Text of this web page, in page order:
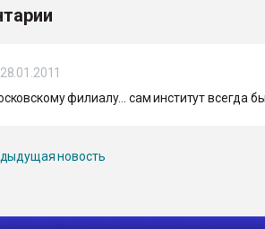
28.01.2011
филиалу... сам институт всегда
новость